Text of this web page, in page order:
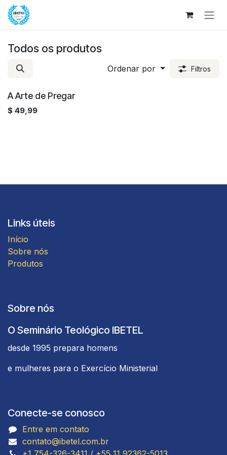
Pular para o conteúdo
Todos os produtos
Ordenar por Filtros
A Arte de Pregar
$ 49,99
Links úteis
Início
Sobre nós
Produtos
Sobre nós
O Seminário Teológico IBETEL
desde 1995 prepara homens
e mulheres para o Exercício Ministerial
Conecte-se conosco
Entre em contato
contato@ibetel.com.br